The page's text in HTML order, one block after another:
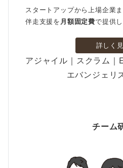
スタートアップから上場企業
伴走支援を 月額固定費で提供
詳しく
アジャイル｜スクラム｜
エバンジェリ
チーム